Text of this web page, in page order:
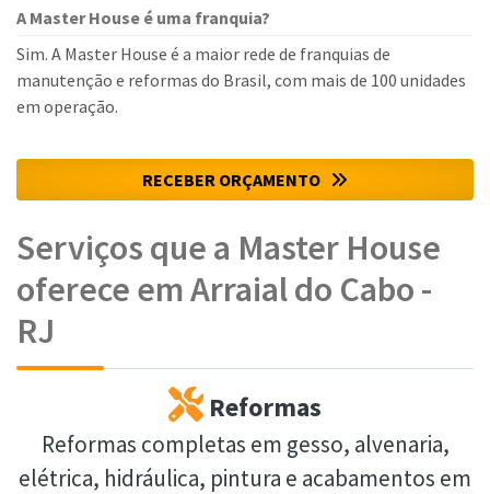
A Master House é uma franquia?
Sim. A Master House é a maior rede de franquias de
manutenção e reformas do Brasil, com mais de 100 unidades
em operação.
RECEBER ORÇAMENTO
Serviços que a Master House
oferece em Arraial do Cabo -
RJ
Reformas
Reformas completas em gesso, alvenaria,
elétrica, hidráulica, pintura e acabamentos em